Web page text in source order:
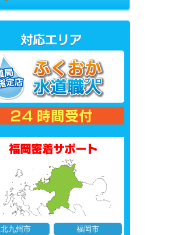
北九州市 福岡市